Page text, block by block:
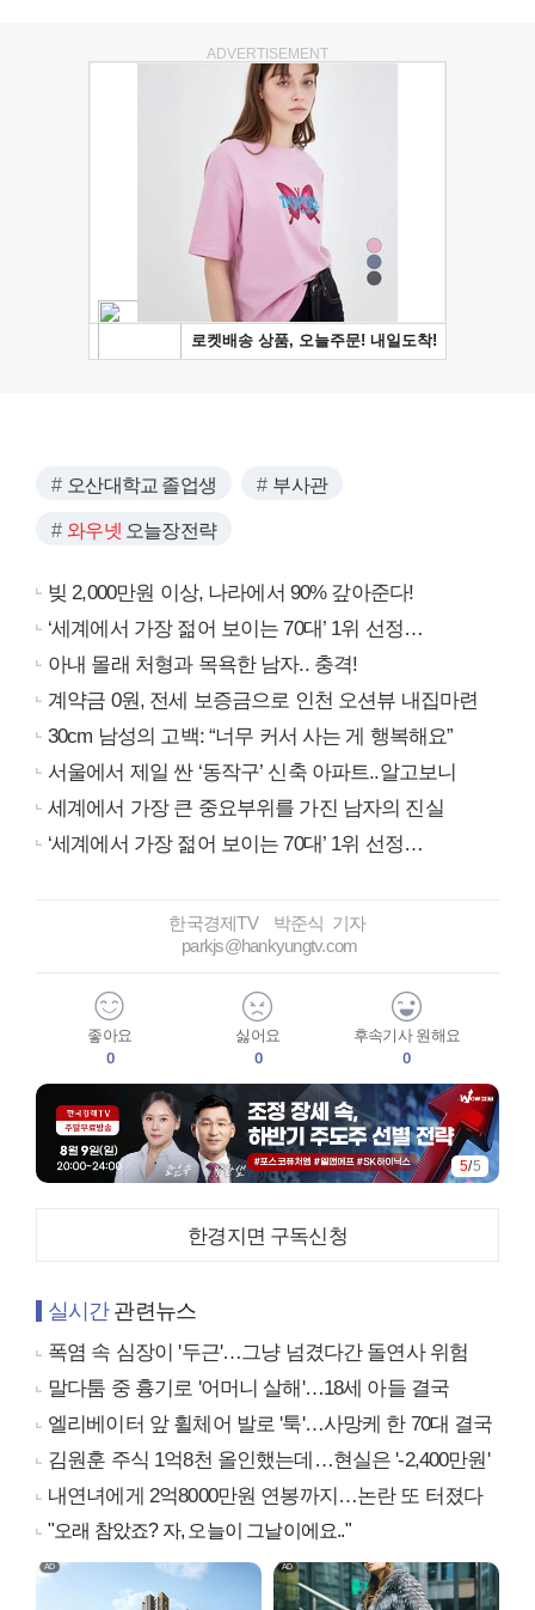
ADVERTISEMENT
오산대학교 졸업생 부사관
와우넷 오늘장전략
빚 2,000만원 이상, 나라에서 90% 갚아준다!
‘세계에서 가장 젊어 보이는 70대’ 1위 선정…
아내 몰래 처형과 목욕한 남자.. 충격!
계약금 0원, 전세 보증금으로 인천 오션뷰 내집마련
30cm 남성의 고백: “너무 커서 사는 게 행복해요”
서울에서 제일 싼 ‘동작구’ 신축 아파트..알고보니
세계에서 가장 큰 중요부위를 가진 남자의 진실
‘세계에서 가장 젊어 보이는 70대’ 1위 선정…
한국경제TV 박준식 기자
parkjs@hankyungtv.com
좋아요
0
싫어요
0
후속기사 원해요
0
5/5
한경지면 구독신청
실시간관련뉴스
폭염 속 심장이 '두근'…그냥 넘겼다간 돌연사 위험
말다툼 중 흉기로 '어머니 살해'…18세 아들 결국
엘리베이터 앞 휠체어 발로 '툭'…사망케 한 70대 결국
김원훈 주식 1억8천 올인했는데…현실은 '-2,400만원'
내연녀에게 2억8000만원 연봉까지…논란 또 터졌다
"오래 참았죠? 자, 오늘이 그날이에요.."